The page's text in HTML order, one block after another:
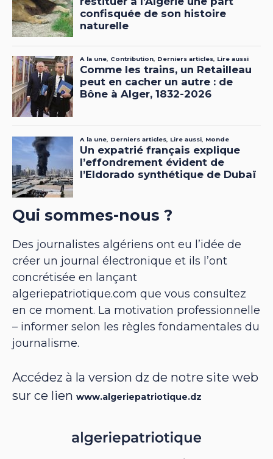
Qui sommes-nous ?
Des journalistes algériens ont eu l’idée de
créer un journal électronique et ils l’ont
concrétisée en lançant
algeriepatriotique.com que vous consultez
en ce moment. La motivation professionnelle
– informer selon les règles fondamentales du
journalisme.
Accédez à la version dz de notre site web
sur ce lien www.algeriepatriotique.dz